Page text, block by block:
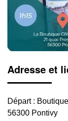
Adresse et
Départ :
56300 Pontivy